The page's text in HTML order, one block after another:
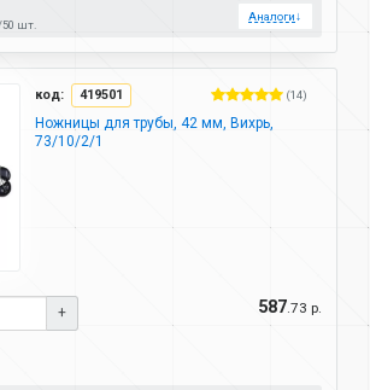
50 шт.
Аналоги↓
код: 419501 (14)
Ножницы для трубы, 42 мм, Вихрь,
73/10/2/1
+ 587.73 р.